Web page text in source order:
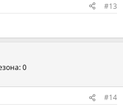
#13
0
#14